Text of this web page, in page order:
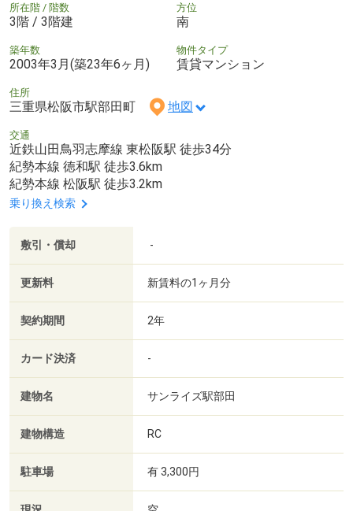
所在階 / 階数
3階 / 3階建
方位
南
築年数
2003年3月(築23年6ヶ月)
物件タイプ
賃貸マンション
住所
三重県松阪市駅部田町 地図
交通
近鉄山田鳥羽志摩線 東松阪駅 徒歩34分
紀勢本線 徳和駅 徒歩3.6km
紀勢本線 松阪駅 徒歩3.2km
乗り換え検索
敷引・償却 -
更新料 新賃料の1ヶ月分
契約期間 2年
カード決済 -
建物名 サンライズ駅部田
建物構造 RC
駐車場 有 3,300円